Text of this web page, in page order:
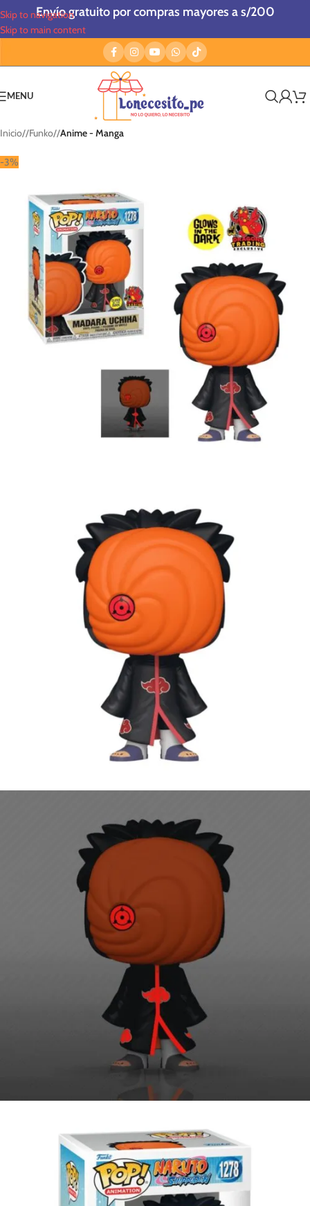
Skip to navigation
Skip to main content
Envío gratuito por compras mayores a s/200
MENU
Inicio/ Funko/ Anime - Manga
-3%